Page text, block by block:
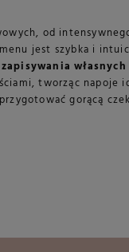
od
jest szybka i
tworząc napoje
gorącą